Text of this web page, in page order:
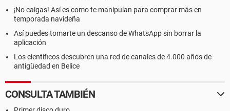
¡No caigas! Así es como te manipulan para comprar más en
temporada navideña
Así puedes tomarte un descanso de WhatsApp sin borrar la
aplicación
Los científicos descubren una red de canales de 4.000 años de
antigüedad en Belice
CONSULTA TAMBIÉN